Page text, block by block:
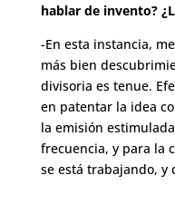
hablar de invento?
-En esta instancia,
más bien
divisoria es tenue.
en patentar la idea
la emisión
frecuencia, y para la
se está trabajando, y